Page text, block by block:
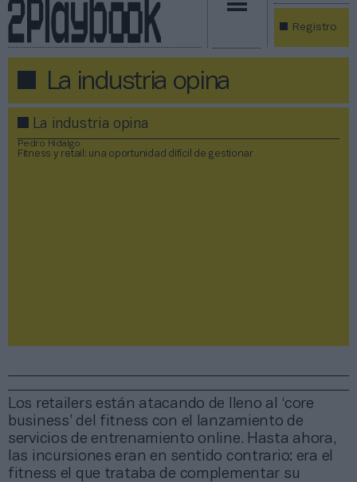
Registro
La industria opina
La industria opina
Pedro Hidalgo
Fitness y retail: una oportunidad difícil de gestionar
Los retailers están atacando de lleno al ‘core
business’ del fitness con el lanzamiento de
servicios de entrenamiento online. Hasta ahora,
las incursiones eran en sentido contrario: era el
fitness el que trataba de complementar su